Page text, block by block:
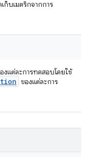
ก็บเมตริกจากการ
แต่ละการทดสอบโดยใช้
ของแต่ละการ